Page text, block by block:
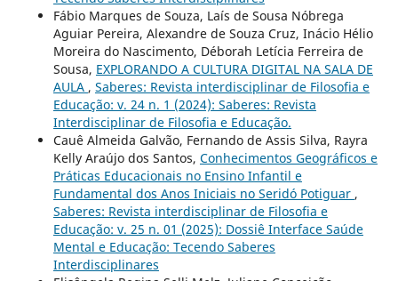
Fábio Marques de Souza, Laís de Sousa Nóbrega
Aguiar Pereira, Alexandre de Souza Cruz, Inácio Hélio
Moreira do Nascimento, Déborah Letícia Ferreira de
Sousa, EXPLORANDO A CULTURA DIGITAL NA SALA DE
AULA , Saberes: Revista interdisciplinar de Filosofia e
Educação: v. 24 n. 1 (2024): Saberes: Revista
Interdisciplinar de Filosofia e Educação.
Cauê Almeida Galvão, Fernando de Assis Silva, Rayra
Kelly Araújo dos Santos, Conhecimentos Geográficos e
Práticas Educacionais no Ensino Infantil e
Fundamental dos Anos Iniciais no Seridó Potiguar ,
Saberes: Revista interdisciplinar de Filosofia e
Educação: v. 25 n. 01 (2025): Dossiê Interface Saúde
Mental e Educação: Tecendo Saberes
Interdisciplinares